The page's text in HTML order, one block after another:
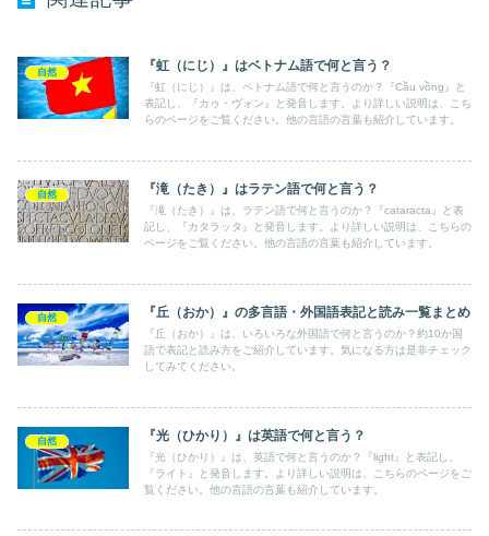
自然 『虹（にじ）』はベトナム語で何と言う？
『虹（にじ）』は、ベトナム語で何と言うのか？『Cầu vồng』と
表記し、『カゥ・ヴォン』と発音します。より詳しい説明は、こち
らのページをご覧ください。他の言語の言葉も紹介しています。
自然 『滝（たき）』はラテン語で何と言う？
『滝（たき）』は、ラテン語で何と言うのか？『cataracta』と表
記し、『カタラッタ』と発音します。より詳しい説明は、こちらの
ページをご覧ください。他の言語の言葉も紹介しています。
自然 『丘（おか）』の多言語・外国語表記と読み一覧まとめ
『丘（おか）』は、いろいろな外国語で何と言うのか？約10か国
語で表記と読み方をご紹介しています。気になる方は是非チェック
してみてください。
自然 『光（ひかり）』は英語で何と言う？
『光（ひかり）』は、英語で何と言うのか？『light』と表記し、
『ライト』と発音します。より詳しい説明は、こちらのページをご
覧ください。他の言語の言葉も紹介しています。